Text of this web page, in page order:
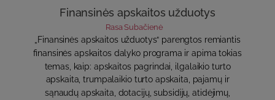
Finansinės apskaitos užduotys
Rasa Subačienė
„Finansinės apskaitos užduotys“ parengtos remiantis
finansinės apskaitos dalyko programa ir apima tokias
temas, kaip: apskaitos pagrindai, ilgalaikio turto
apskaita, trumpalaikio turto apskaita, pajamų ir
sąnaudų apskaita, dotacijų, subsidijų, atidėjimų,